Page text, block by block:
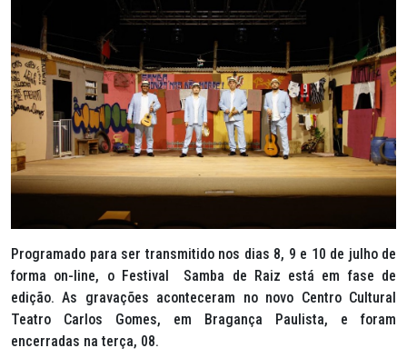
Programado para ser transmitido nos dias 8, 9 e 10 de julho de
forma on-line, o Festival Samba de Raiz está em fase de
edição. As gravações aconteceram no novo Centro Cultural
Teatro Carlos Gomes, em Bragança Paulista, e foram
encerradas na terça, 08.